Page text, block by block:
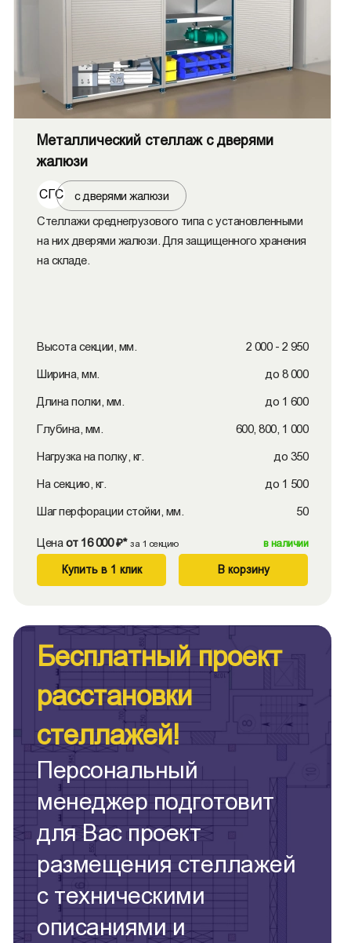
Металлический стеллаж с дверями
жалюзи
СГС
с дверями жалюзи
Стеллажи среднегрузового типа с установленными
на них дверями жалюзи. Для защищенного хранения
на складе.
Высота секции, мм. 2 000 - 2 950
Ширина, мм. до 8 000
Длина полки, мм. до 1 600
Глубина, мм. 600, 800, 1 000
Нагрузка на полку, кг. до 350
На секцию, кг. до 1 500
Шаг перфорации стойки, мм. 50
Цена от 16 000 ₽* за 1 секцию в наличии
Купить в 1 клик В корзину
Бесплатный проект
расстановки
стеллажей!
Персональный
менеджер подготовит
для Вас проект
размещения стеллажей
с техническими
описаниями и